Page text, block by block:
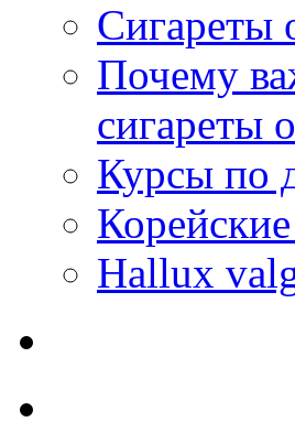
Сигареты
Почему
сигареты
Курсы по
Hallux